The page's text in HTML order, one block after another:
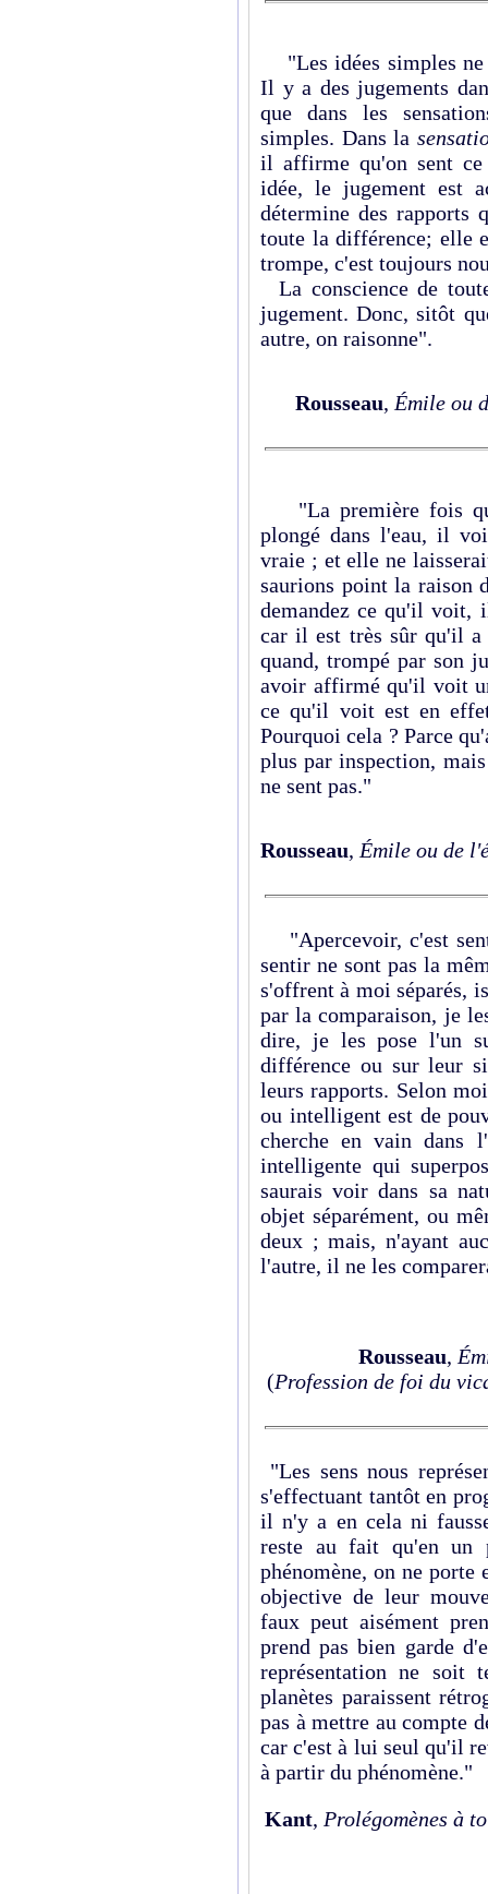
"Les idées simples ne
Il y a des jugements
que dans les
simples. Dans la
il affirme qu'on sent
idée, le jugement est
détermine des rapports
toute la différence; elle
trompe, c'est toujours
La conscience de
jugement. Donc, sitôt
autre, on raisonne".
Rousseau, Émile ou
"La première fois
plongé dans l'eau, il
vraie ; et elle ne
saurions point la raison
demandez ce qu'il
car il est très sûr qu'il a
quand, trompé par son
avoir affirmé qu'il voit
ce qu'il voit est en
Pourquoi cela ? Parce
plus par inspection,
ne sent pas."
Rousseau, Émile ou de
"Apercevoir, c'est
sentir ne sont pas la
s'offrent à moi séparés,
par la comparaison, je
dire, je les pose l'un
différence ou sur leur
leurs rapports. Selon
ou intelligent est de
cherche en vain dans
intelligente qui
saurais voir dans sa
objet séparément, ou
deux ; mais, n'ayant
l'autre, il ne les
Rousseau,
(Profession de foi du
"Les sens nous
s'effectuant tantôt en
il n'y a en cela ni
reste au fait qu'en un
phénomène, on ne porte
objective de leur
faux peut aisément
prend pas bien garde
représentation ne soit
planètes paraissent
pas à mettre au compte
car c'est à lui seul qu'il
à partir du phénomène."
Kant, Prolégomènes à